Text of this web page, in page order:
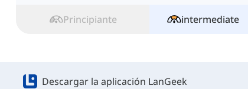
Principiante intermediate
Descargar la aplicación LanGeek